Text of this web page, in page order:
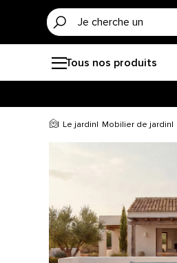
Tous nos produits
Le jardin Mobilier de jardin